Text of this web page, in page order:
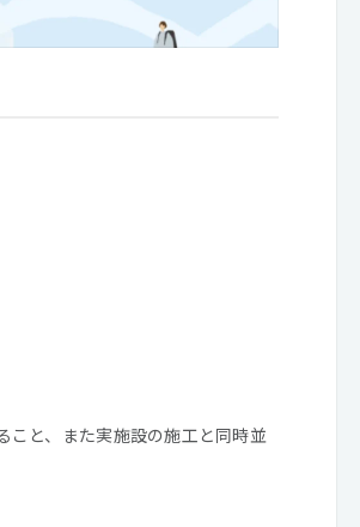
こと、また実施設の施工と同時並